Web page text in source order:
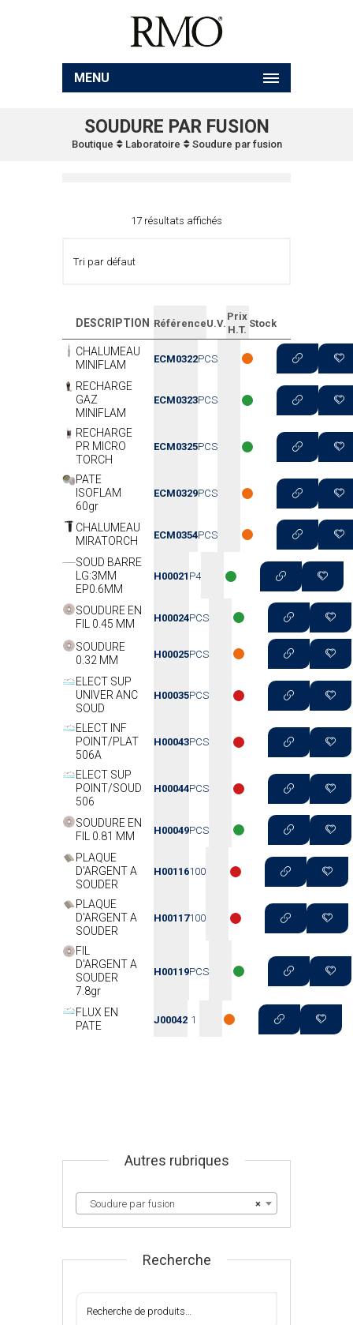
MENU
SOUDURE PAR FUSION
Boutique Laboratoire Soudure par fusion
17 résultats affichés
DESCRIPTION RéférenceU.V.
Prix
H.T.
Stock
CHALUMEAU
MINIFLAM
ECM0322PCS
RECHARGE
GAZ
MINIFLAM
ECM0323PCS
RECHARGE
PR MICRO
TORCH
ECM0325PCS
PATE
ISOFLAM
60gr
ECM0329PCS
CHALUMEAU
MIRATORCH
ECM0354PCS
SOUD BARRE
LG:3MM
EP0.6MM
H00021 P4
SOUDURE EN
FIL 0.45 MM
H00024PCS
SOUDURE
0.32 MM
H00025PCS
ELECT SUP
UNIVER ANC
SOUD
H00035PCS
ELECT INF
POINT/PLAT
506A
H00043PCS
ELECT SUP
POINT/SOUD
506
H00044PCS
SOUDURE EN
FIL 0.81 MM
H00049PCS
PLAQUE
D'ARGENT A
SOUDER
H00116100
PLAQUE
D'ARGENT A
SOUDER
H00117100
FIL
D'ARGENT A
SOUDER
7.8gr
H00119PCS
FLUX EN
PATE
J00042 1
Autres rubriques
×
Soudure par fusion
Recherche